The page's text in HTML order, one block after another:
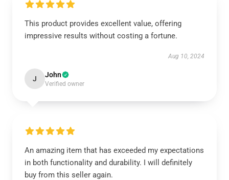
This product provides excellent value, offering
impressive results without costing a fortune.
Aug 10, 2024
J John
Verified owner
An amazing item that has exceeded my expectations
in both functionality and durability. I will definitely
buy from this seller again.